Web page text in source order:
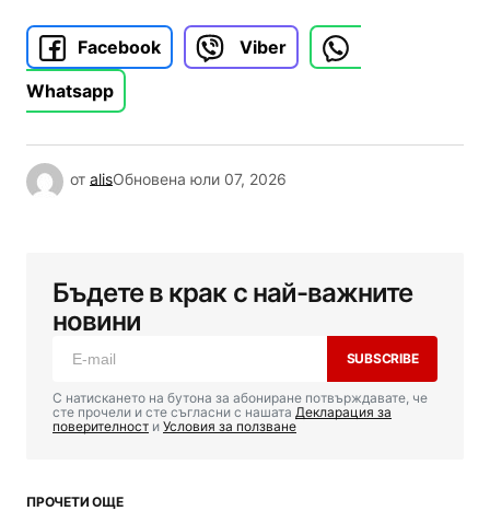
Facebook
Viber
Whatsapp
от alisОбновена юли 07, 2026
Бъдете в крак с най-важните
новини
SUBSCRIBE
С натискането на бутона за абониране потвърждавате, че
сте прочели и сте съгласни с нашата Декларация за
поверителност и Условия за ползване
ПРОЧЕТИ ОЩЕ